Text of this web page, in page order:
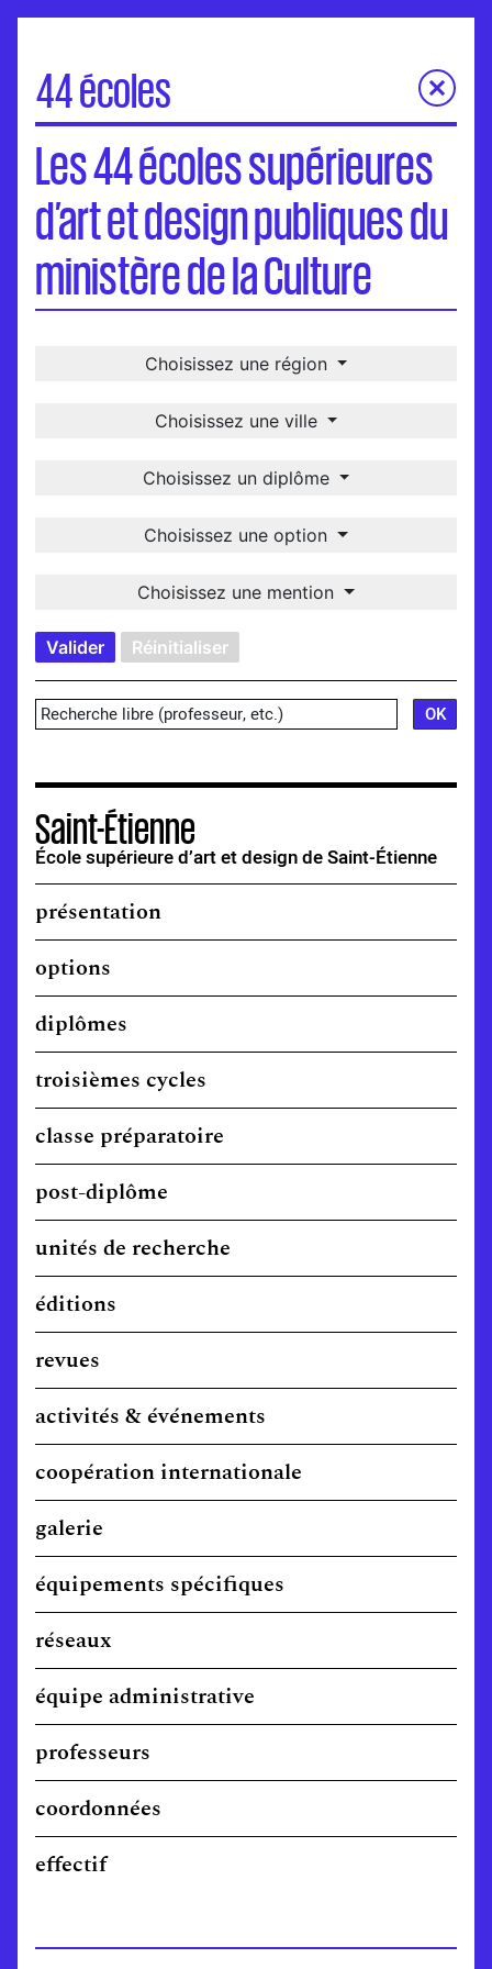
44 écoles
ministère de la Culture
Carte
Visites virtuelles
Une école, un-e diplômé-e
International
Les 44 écoles supérieures
d’art et design publiques du
ministère de la Culture
Choisissez une région
Choisissez une ville
Choisissez un diplôme
Choisissez une option
Choisissez une mention
Valider Réinitialiser
Saint-Étienne
École supérieure d’art et design de Saint-Étienne
présentation
options
diplômes
troisièmes cycles
classe préparatoire
post-diplôme
unités de recherche
éditions
revues
activités & événements
coopération internationale
galerie
équipements spécifiques
réseaux
équipe administrative
professeurs
coordonnées
effectif